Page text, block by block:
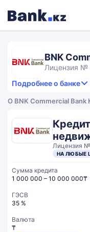
BNK
Лицензия №
Подробнее о банке
2.0
2,0
rating
Лицензия №
НА ЛЮБЫЕ
Сумма кредита
1 000 000 – 10 000 000₸
ГЭСВ
35 %
Валюта
₸